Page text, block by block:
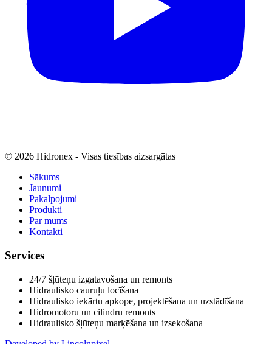
© 2026 Hidronex - Visas tiesības aizsargātas
Sākums
Jaunumi
Pakalpojumi
Produkti
Par mums
Kontakti
Services
24/7 šļūteņu izgatavošana un remonts
Hidraulisko cauruļu locīšana
Hidraulisko iekārtu apkope, projektēšana un uzstādīšana
Hidromotoru un cilindru remonts
Hidraulisko šļūteņu marķēšana un izsekošana